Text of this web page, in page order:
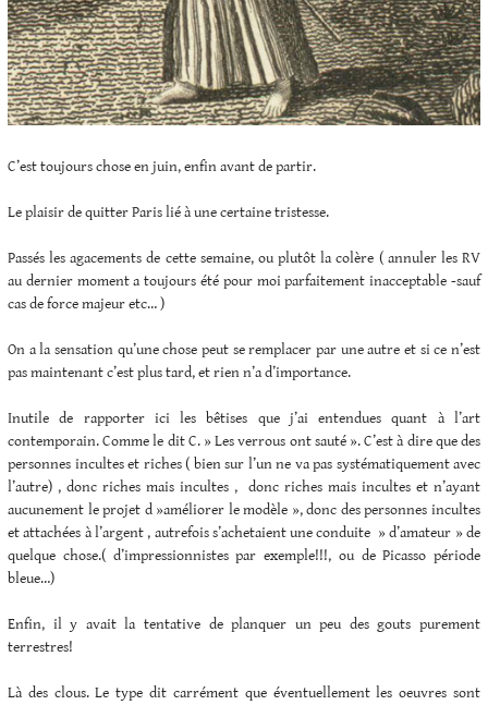
C’est toujours chose en juin, enfin avant de partir.
Le plaisir de quitter Paris lié à une certaine tristesse.
Passés les agacements de cette semaine, ou plutôt la colère ( annuler les RV
au dernier moment a toujours été pour moi parfaitement inacceptable -sauf
cas de force majeur etc… )
On a la sensation qu’une chose peut se remplacer par une autre et si ce n’est
pas maintenant c’est plus tard, et rien n’a d’importance.
Inutile de rapporter ici les bêtises que j’ai entendues quant à l’art
contemporain. Comme le dit C. » Les verrous ont sauté ». C’est à dire que des
personnes incultes et riches ( bien sur l’un ne va pas systématiquement avec
l’autre) , donc riches mais incultes , donc riches mais incultes et n’ayant
aucunement le projet d »améliorer le modèle », donc des personnes incultes
et attachées à l’argent , autrefois s’achetaient une conduite » d’amateur » de
quelque chose.( d’impressionnistes par exemple!!!, ou de Picasso période
bleue…)
Enfin, il y avait la tentative de planquer un peu des gouts purement
terrestres!
Là des clous. Le type dit carrément que éventuellement les oeuvres sont